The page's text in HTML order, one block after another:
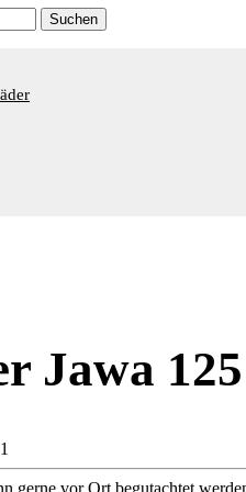
Jawa 125
gerne vor Ort begutachtet